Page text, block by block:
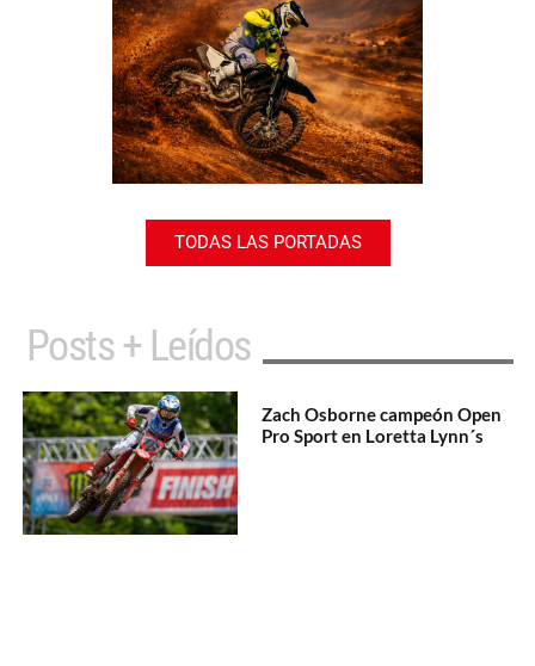
TODAS LAS PORTADAS
Posts + Leídos
Zach Osborne campeón Open
Pro Sport en Loretta Lynn´s